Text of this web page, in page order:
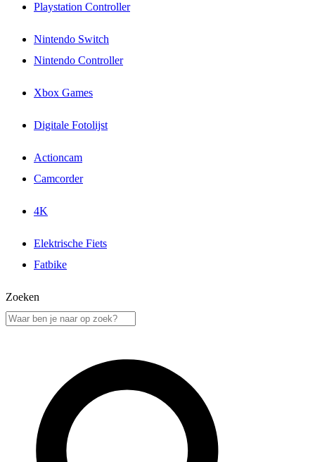
Playstation Controller
Nintendo Switch
Nintendo Controller
Xbox Games
Digitale Fotolijst
Actioncam
Camcorder
4K
Elektrische Fiets
Fatbike
Zoeken